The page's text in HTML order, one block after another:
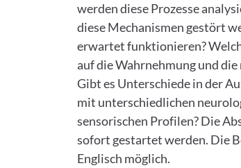
werden diese Prozesse
diese Mechanismen gestört
erwartet funktionieren?
auf die Wahrnehmung und
Gibt es Unterschiede in der
mit unterschiedlichen
sensorischen Profilen? Die
sofort gestartet werden. Die
Englisch möglich.